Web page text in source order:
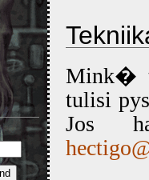
Mink�
tulisi
Jos